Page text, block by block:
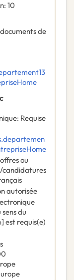
: 10
de
: Requise
ou
candidatures
autorisée
du
est requis(e)